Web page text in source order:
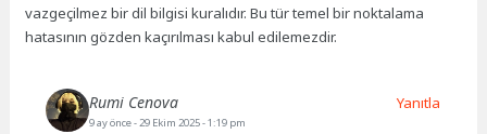
vazgeçilmez bir dil bilgisi kuralıdır. Bu tür temel bir noktalama
hatasının gözden kaçırılması kabul edilemezdir.
Rumi Cenova
9 ay önce- 29 Ekim 2025 - 1:19 pm
Yanıtla